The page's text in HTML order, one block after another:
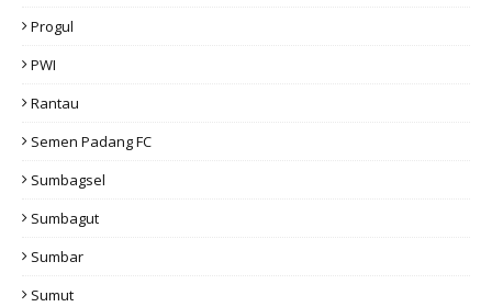
Progul
PWI
Rantau
Semen Padang FC
Sumbagsel
Sumbagut
Sumbar
Sumut